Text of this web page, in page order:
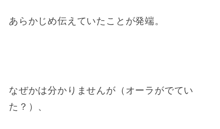
あらかじめ伝えていたことが発端。
なぜかは分かりませんが（オーラがでてい
た？）、